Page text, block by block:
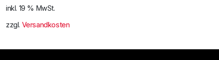
inkl. 19 % MwSt.
zzgl. Versandkosten